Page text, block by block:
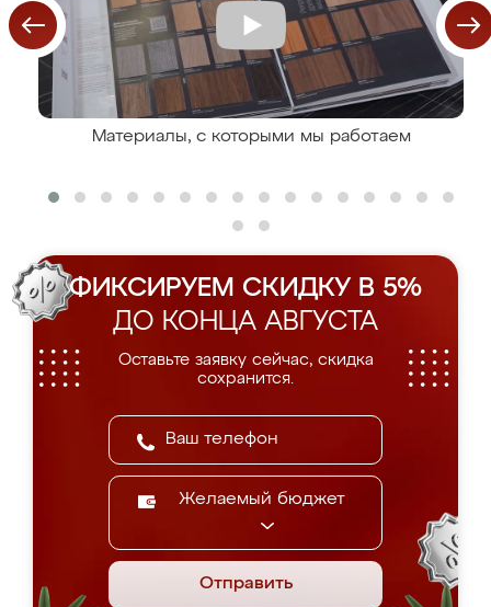
Материалы, с которыми мы работаем
ФИКСИРУЕМ СКИДКУ В 5%
ДО КОНЦА АВГУСТА
Оставьте заявку сейчас, скидка
сохранится.
Желаемый бюджет
Отправить